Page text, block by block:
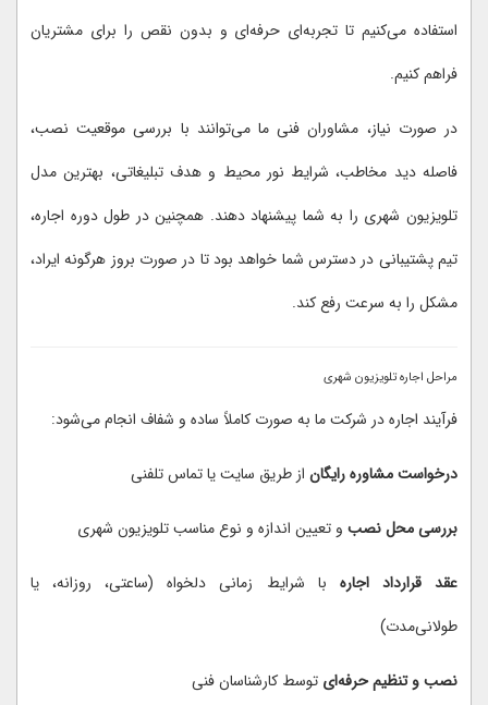
استفاده می‌کنیم تا تجربه‌ای حرفه‌ای و بدون نقص را برای مشتریان
فراهم کنیم.
در صورت نیاز، مشاوران فنی ما می‌توانند با بررسی موقعیت نصب،
فاصله دید مخاطب، شرایط نور محیط و هدف تبلیغاتی، بهترین مدل
تلویزیون شهری را به شما پیشنهاد دهند. همچنین در طول دوره اجاره،
تیم پشتیبانی در دسترس شما خواهد بود تا در صورت بروز هرگونه ایراد،
مشکل را به سرعت رفع کند.
مراحل اجاره تلویزیون شهری
فرآیند اجاره در شرکت ما به صورت کاملاً ساده و شفاف انجام می‌شود:
درخواست مشاوره رایگان از طریق سایت یا تماس تلفنی
بررسی محل نصب و تعیین اندازه و نوع مناسب تلویزیون شهری
عقد قرارداد اجاره با شرایط زمانی دلخواه (ساعتی، روزانه، یا
طولانی‌مدت)
نصب و تنظیم حرفه‌ای توسط کارشناسان فنی